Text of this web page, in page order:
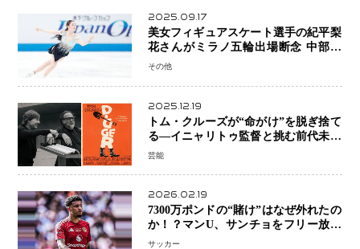
2025.09.17
美女フィギュアスケート選手の紀平梨
花さんがミラノ五輪出場断念 中部選
手権欠場を発表「安全最優先の判断」
その他
2025.12.19
トム・クルーズが“命がけ”を脱ぎ捨て
る―イニャリトゥ監督と挑む前代未聞
の大惨事コメディ「DIGGER ディガ
芸能
2026.02.19
7300万ポンドの“賭け”はなぜ外れたの
か！？マンU、サンチョをフリー放出
へ・・・補強戦略の転換点に
サッカー